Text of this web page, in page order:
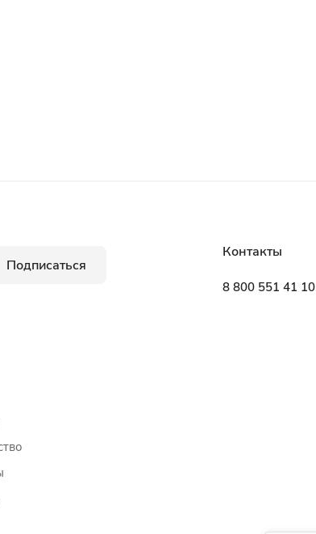
Подписаться
Контакты
8 800 551 41 10